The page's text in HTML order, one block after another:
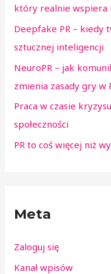
który realnie wspiera
Deepfake PR – kiedy
sztucznej inteligencji
NeuroPR – jak
zmienia zasady gry w
Praca w czasie
społeczności
PR to coś więcej niż
Meta
Zaloguj się
Kanał wpisów